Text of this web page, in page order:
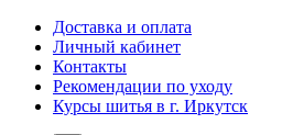
Доставка и оплата
Личный кабинет
Контакты
Рекомендации по уходу
Курсы шитья в г. Иркутск